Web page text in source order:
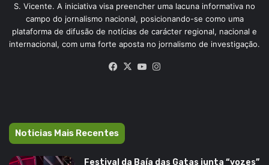
S. Vicente. A iniciativa visa preencher uma lacuna informativa no
campo do jornalismo nacional, posicionando-se como uma
plataforma de difusão de notícias de carácter regional, nacional e
internacional, com uma forte aposta no jornalismo de investigação.
Facebook
X YouTube
Noticias Mais Recentes
Festival da Baía das Gatas junta “vozes”